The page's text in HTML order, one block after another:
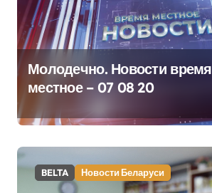
Молодечно. Новости время
местное – 07 08 20
BELTA Новости Беларуси